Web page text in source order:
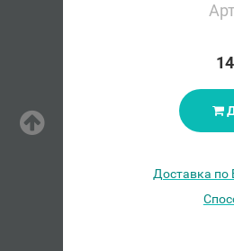
Доставка по